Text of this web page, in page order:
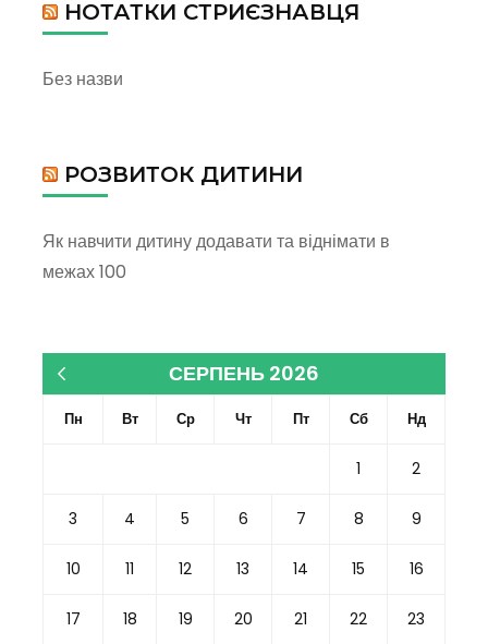
НОТАТКИ СТРИЄЗНАВЦЯ
Без назви
РОЗВИТОК ДИТИНИ
Як навчити дитину додавати та віднімати в
межах 100
СЕРПЕНЬ 2026
Пн Вт Ср Чт Пт Сб Нд
1 2
3 4 5 6 7 8 9
10 11 12 13 14 15 16
17 18 19 20 21 22 23